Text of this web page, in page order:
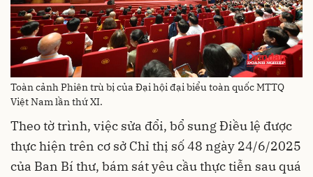
Toàn cảnh Phiên trù bị của Đại hội đại biểu toàn quốc MTTQ
Việt Nam lần thứ XI.
Theo tờ trình, việc sửa đổi, bổ sung Điều lệ được
thực hiện trên cơ sở Chỉ thị số 48 ngày 24/6/2025
của Ban Bí thư, bám sát yêu cầu thực tiễn sau quá